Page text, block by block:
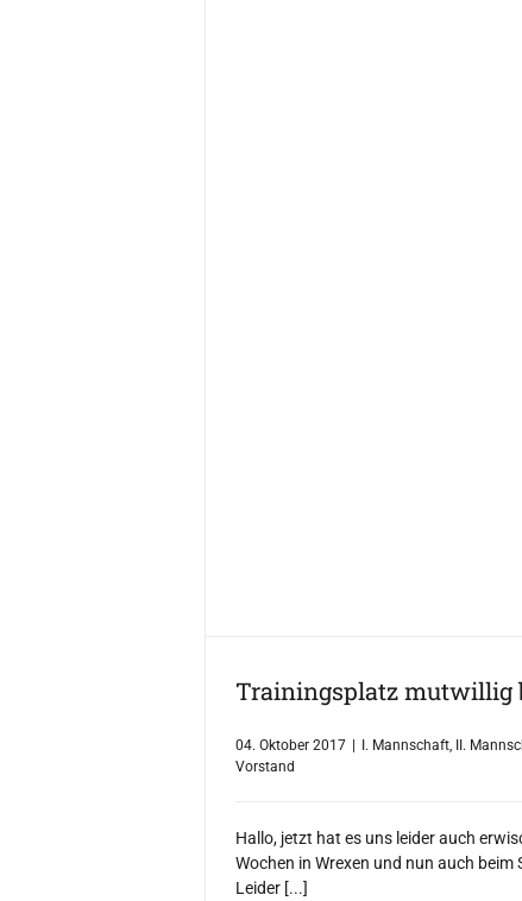
Trainingsplatz mutwillig
04. Oktober 2017 I. Mannschaft, II.
Vorstand
Hallo, jetzt hat es uns leider auch
Wochen in Wrexen und nun auch beim
Leider [...]